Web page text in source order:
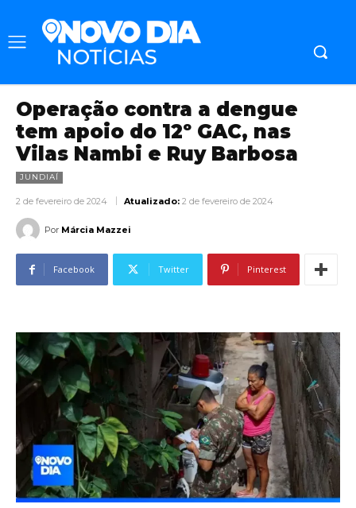
Operação contra a dengue
tem apoio do 12º GAC, nas
Vilas Nambi e Ruy Barbosa
JUNDIAÍ
2 de fevereiro de 2024 Atualizado: 2 de fevereiro de 2024
Por Márcia Mazzei
Facebook Twitter Pinterest